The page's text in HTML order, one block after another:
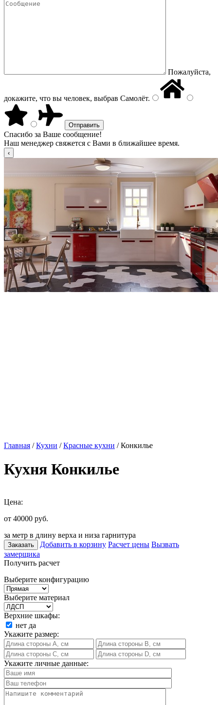
Пожалуйста,
докажите, что вы человек, выбрав Самолёт.
Спасибо за Ваше сообщение!
Наш менеджер свяжется с Вами в ближайшее время.
Главная /Кухни /Красные кухни / Конкилье
Кухня Конкилье
Цена:
от 40000 руб.
за метр в длину верха и низа гарнитура
Заказать Добавить в корзину Расчет цены Вызвать
замерщика
Получить расчет
Выберите конфигурацию
Выберите материал
Верхние шкафы:
нет да
Укажите размер:
Укажите личные данные: